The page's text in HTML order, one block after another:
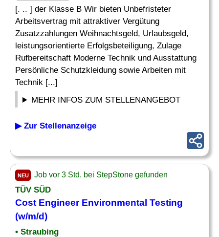
[. .. ] der Klasse B Wir bieten Unbefristeter
Arbeitsvertrag mit attraktiver Vergütung
Zusatzzahlungen Weihnachtsgeld, Urlaubsgeld,
leistungsorientierte Erfolgsbeteiligung, Zulage
Rufbereitschaft Moderne Technik und Ausstattung
Persönliche Schutzkleidung sowie Arbeiten mit
Technik [...]
MEHR INFOS ZUM STELLENANGEBOT
▶ Zur Stellenanzeige
NEU Job vor 3 Std. bei StepStone gefunden
TÜV SÜD
Cost Engineer Environmental Testing
(w/m/d)
• Straubing